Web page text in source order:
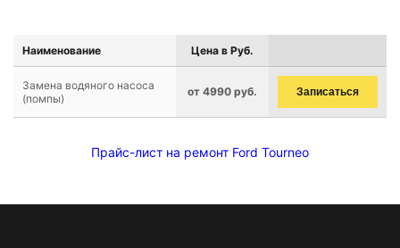
Наименование Цена в Руб.
Замена водяного насоса
(помпы)
от 4990 руб. Записаться
Прайс-лист на ремонт Ford Tourneo